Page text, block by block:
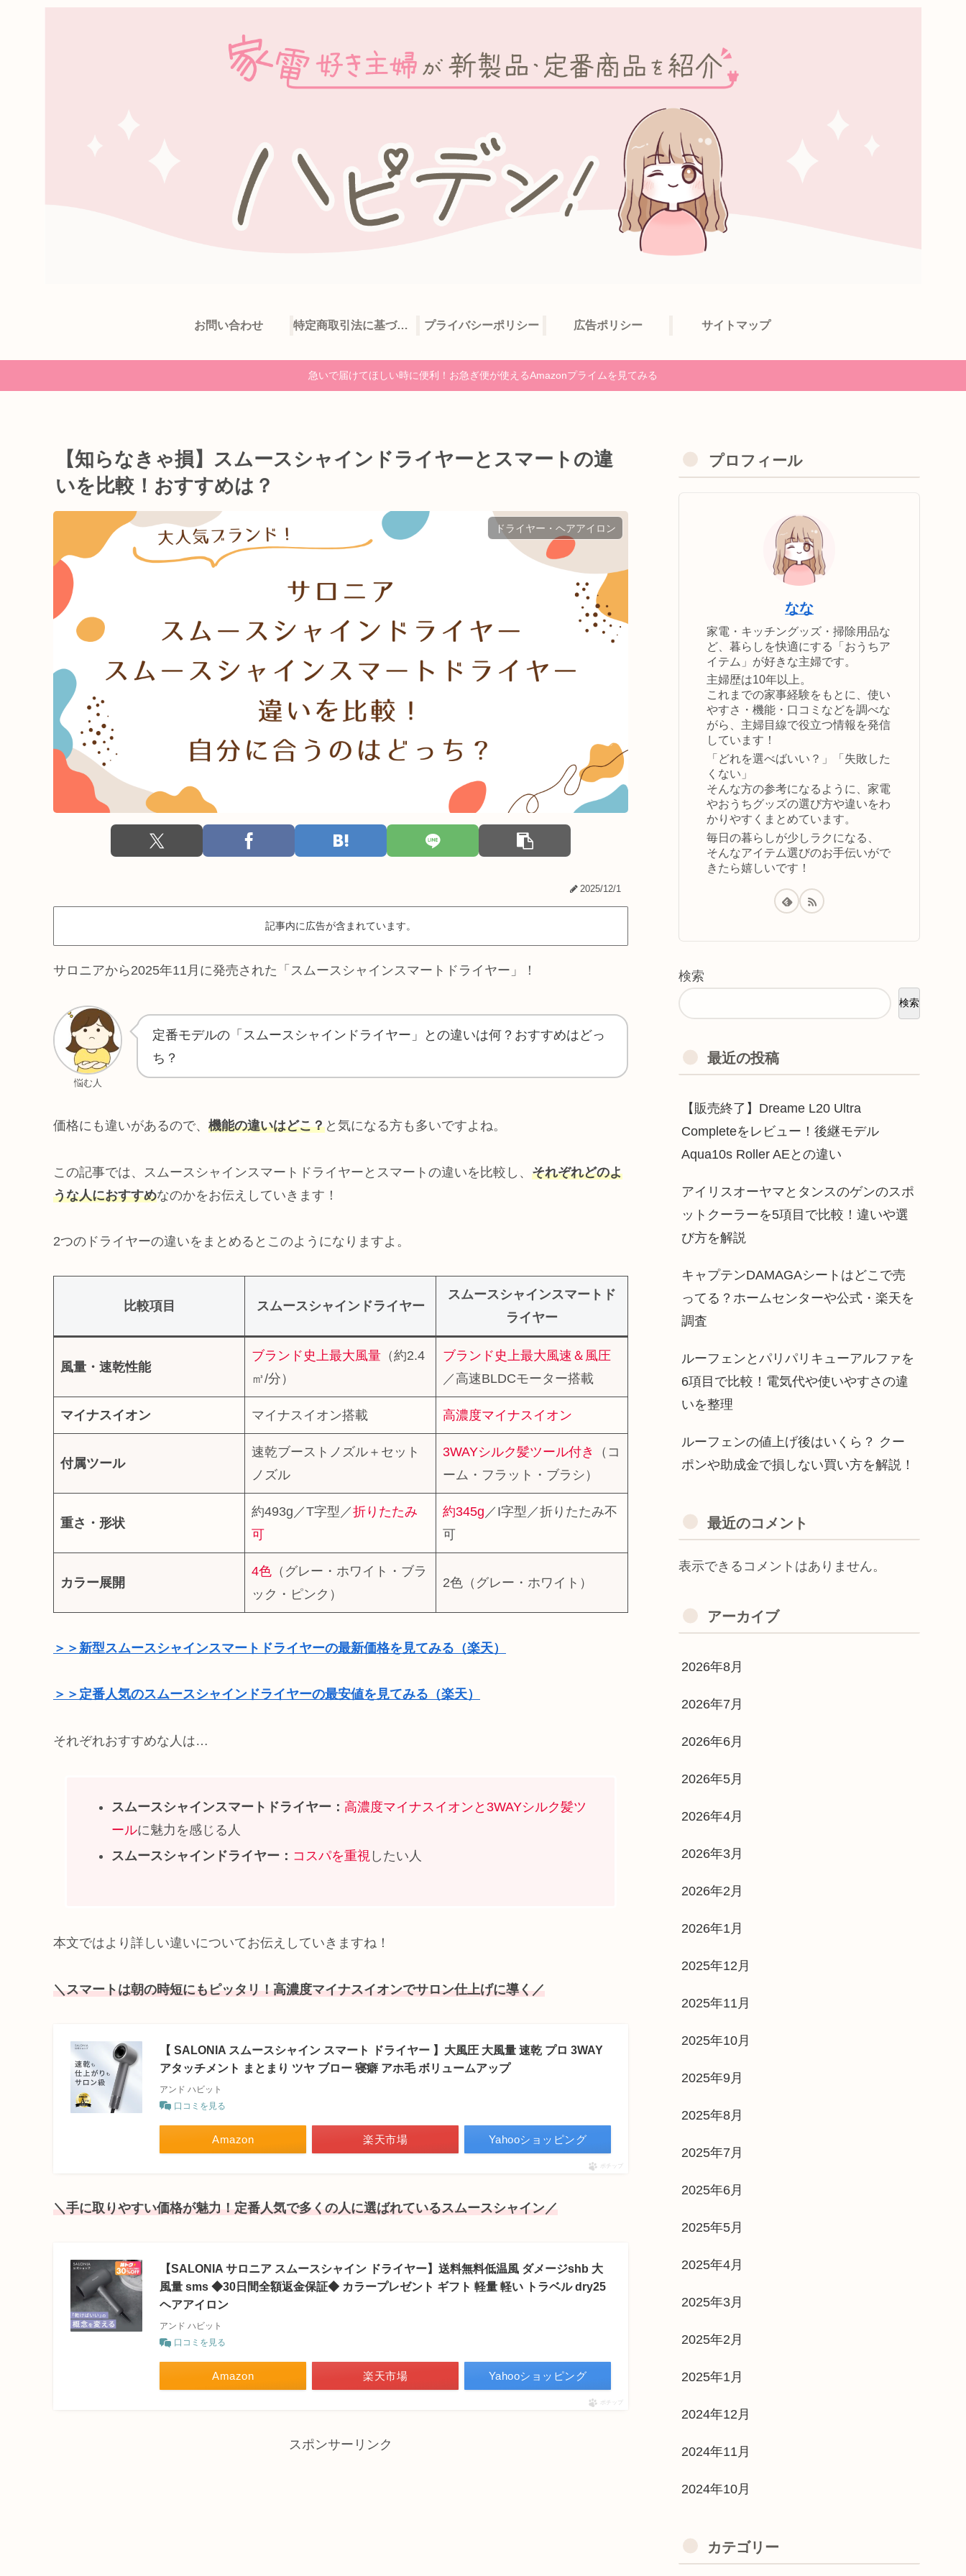
お問い合わせ 特定商取引法に基づく表記 プライバシーポリシー 広告ポリシー サイトマップ
急いで届けてほしい時に便利！お急ぎ便が使えるAmazonプライムを見てみる
【知らなきゃ損】スムースシャインドライヤーとスマートの違
いを比較！おすすめは？
ドライヤー・ヘアアイロン
2025/12/1
記事内に広告が含まれています。
サロニアから2025年11月に発売された「スムースシャインスマートドライヤー」！
悩む人
定番モデルの「スムースシャインドライヤー」との違いは何？おすすめはどっ
ち？
価格にも違いがあるので、 機能の違いはどこ？と気になる方も多いですよね。
この記事では、スムースシャインスマートドライヤーとスマートの違いを比較し、 それぞれどのよ
うな人におすすめなのかをお伝えしていきます！
2つのドライヤーの違いをまとめるとこのようになりますよ。
比較項目 スムースシャインドライヤー
スムースシャインスマートド
ライヤー
風量・速乾性能
ブランド史上最大風量 （約2.4
㎥/分）
ブランド史上最大風速＆風圧
／高速BLDCモーター搭載
マイナスイオン マイナスイオン搭載 高濃度マイナスイオン
付属ツール
速乾ブーストノズル＋セット
ノズル
3WAYシルク髪ツール付き
（コ
ーム・フラット・ブラシ）
重さ・形状
約493g／T字型／折りたたみ
可
約345g ／I字型／折りたたみ不
可
カラー展開
4色 （グレー・ホワイト・ブラ
ック・ピンク）
2色（グレー・ホワイト）
＞＞新型スムースシャインスマートドライヤーの最新価格を見てみる（楽天）
＞＞定番人気のスムースシャインドライヤーの最安値を見てみる（楽天）
それぞれおすすめな人は…
スムースシャインスマートドライヤー： 高濃度マイナスイオンと3WAYシルク髪ツ
ールに魅力を感じる人
スムースシャインドライヤー： コスパを重視 したい人
本文ではより詳しい違いについてお伝えしていきますね！
＼スマートは朝の時短にもピッタリ！高濃度マイナスイオンでサロン仕上げに導く／
【 SALONIA スムースシャイン スマート ドライヤー 】大風圧 大風量 速乾 プロ 3WAY
アタッチメント まとまり ツヤ ブロー 寝癖 アホ毛 ボリュームアップ
アンド ハビット
口コミを見る
Amazon 楽天市場 Yahooショッピング
ポチップ
＼手に取りやすい価格が魅力！定番人気で多くの人に選ばれているスムースシャイン／
【SALONIA サロニア スムースシャイン ドライヤー】送料無料低温風 ダメージshb 大
風量 sms ◆30日間全額返金保証◆ カラープレゼント ギフト 軽量 軽い トラベル dry25
ヘアアイロン
アンド ハビット
口コミを見る
Amazon 楽天市場 Yahooショッピング
ポチップ
スポンサーリンク
プロフィール
なな
家電・キッチングッズ・掃除用品な
ど、暮らしを快適にする「おうちア
イテム」が好きな主婦です。
主婦歴は10年以上。
これまでの家事経験をもとに、使い
やすさ・機能・口コミなどを調べな
がら、主婦目線で役立つ情報を発信
しています！
「どれを選べばいい？」「失敗した
くない」
そんな方の参考になるように、家電
やおうちグッズの選び方や違いをわ
かりやすくまとめています。
毎日の暮らしが少しラクになる、
そんなアイテム選びのお手伝いがで
きたら嬉しいです！
検索
検索
最近の投稿
【販売終了】Dreame L20 Ultra
Completeをレビュー！後継モデル
Aqua10s Roller AEとの違い
アイリスオーヤマとタンスのゲンのスポ
ットクーラーを5項目で比較！違いや選
び方を解説
キャプテンDAMAGAシートはどこで売
ってる？ホームセンターや公式・楽天を
調査
ルーフェンとパリパリキューアルファを
6項目で比較！電気代や使いやすさの違
いを整理
ルーフェンの値上げ後はいくら？ クー
ポンや助成金で損しない買い方を解説！
最近のコメント
表示できるコメントはありません。
アーカイブ
2026年8月
2026年7月
2026年6月
2026年5月
2026年4月
2026年3月
2026年2月
2026年1月
2025年12月
2025年11月
2025年10月
2025年9月
2025年8月
2025年7月
2025年6月
2025年5月
2025年4月
2025年3月
2025年2月
2025年1月
2024年12月
2024年11月
2024年10月
カテゴリー